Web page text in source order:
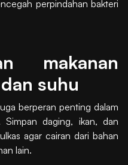
perpindahan bakteri
makanan
suhu
berperan penting dalam
Simpan daging, ikan, dan
agar cairan dari bahan
lain.